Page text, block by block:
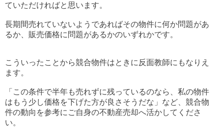
ていただければと思います。
長期間売れていないようであればその物件に何か問題があ
るか、販売価格に問題があるかのいずれかです。
こういったことから競合物件はときに反面教師にもなりえ
ます。
「この条件で半年も売れずに残っているのなら、私の物件
はもう少し価格を下げた方が良さそうだな」など、競合物
件の動向を参考にご自身の不動産売却へ活かしてくださ
い。